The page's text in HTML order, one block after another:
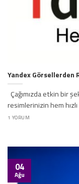
Yandex Görsellerden
Çağımızda etkin bir
resimlerinizin hem
1 YORUM
04
Ağu